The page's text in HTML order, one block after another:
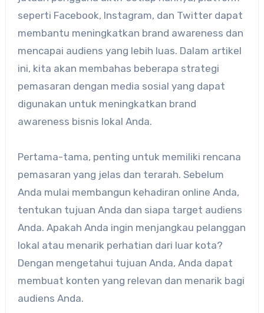
seperti Facebook, Instagram, dan Twitter dapat
membantu meningkatkan brand awareness dan
mencapai audiens yang lebih luas. Dalam artikel
ini, kita akan membahas beberapa strategi
pemasaran dengan media sosial yang dapat
digunakan untuk meningkatkan brand
awareness bisnis lokal Anda.
Pertama-tama, penting untuk memiliki rencana
pemasaran yang jelas dan terarah. Sebelum
Anda mulai membangun kehadiran online Anda,
tentukan tujuan Anda dan siapa target audiens
Anda. Apakah Anda ingin menjangkau pelanggan
lokal atau menarik perhatian dari luar kota?
Dengan mengetahui tujuan Anda, Anda dapat
membuat konten yang relevan dan menarik bagi
audiens Anda.